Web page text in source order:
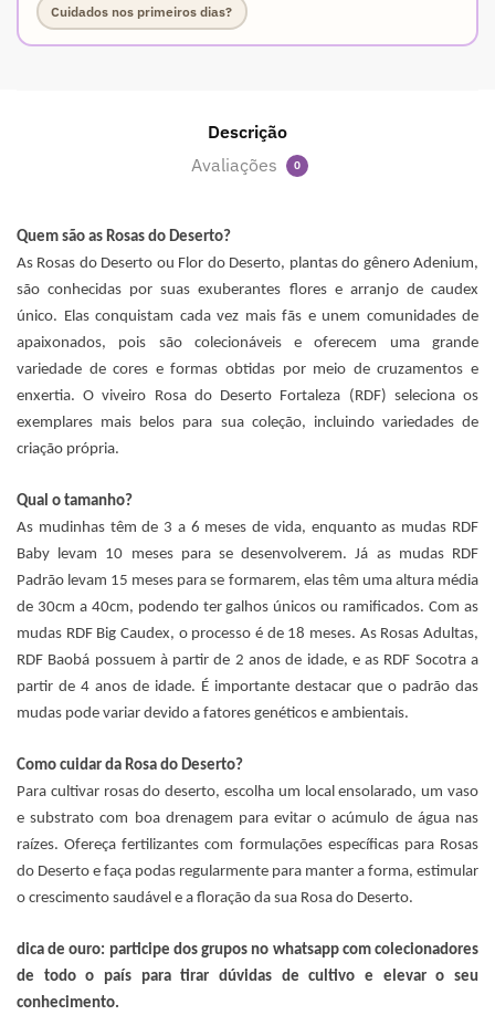
Cuidados nos primeiros dias?
Descrição
Avaliações
0
Quem são as Rosas do Deserto?
As Rosas do Deserto ou Flor do Deserto, plantas do gênero Adenium,
são conhecidas por suas exuberantes flores e arranjo de caudex
único. Elas conquistam cada vez mais fãs e unem comunidades de
apaixonados, pois são colecionáveis e oferecem uma grande
variedade de cores e formas obtidas por meio de cruzamentos e
enxertia. O viveiro Rosa do Deserto Fortaleza (RDF) seleciona os
exemplares mais belos para sua coleção, incluindo variedades de
criação própria.
Qual o tamanho?
As mudinhas têm de 3 a 6 meses de vida, enquanto as mudas RDF
Baby levam 10 meses para se desenvolverem. Já as mudas RDF
Padrão levam 15 meses para se formarem, elas têm uma altura média
de 30cm a 40cm, podendo ter galhos únicos ou ramificados. Com as
mudas RDF Big Caudex, o processo é de 18 meses. As Rosas Adultas,
RDF Baobá possuem à partir de 2 anos de idade, e as RDF Socotra a
partir de 4 anos de idade. É importante destacar que o padrão das
mudas pode variar devido a fatores genéticos e ambientais.
Como cuidar da Rosa do Deserto?
Para cultivar rosas do deserto, escolha um local ensolarado, um vaso
e substrato com boa drenagem para evitar o acúmulo de água nas
raízes. Ofereça fertilizantes com formulações específicas para Rosas
do Deserto e faça podas regularmente para manter a forma, estimular
o crescimento saudável e a floração da sua Rosa do Deserto.
dica de ouro: participe dos grupos no whatsapp com colecionadores
de todo o país para tirar dúvidas de cultivo e elevar o seu
conhecimento.